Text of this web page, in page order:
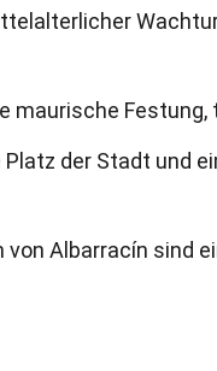
maurische
Platz der Stadt und
von Albarracín sind